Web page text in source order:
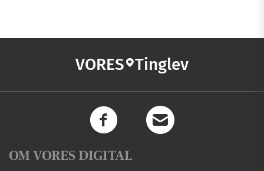
VORES Tinglev
OM VORES DIGITAL